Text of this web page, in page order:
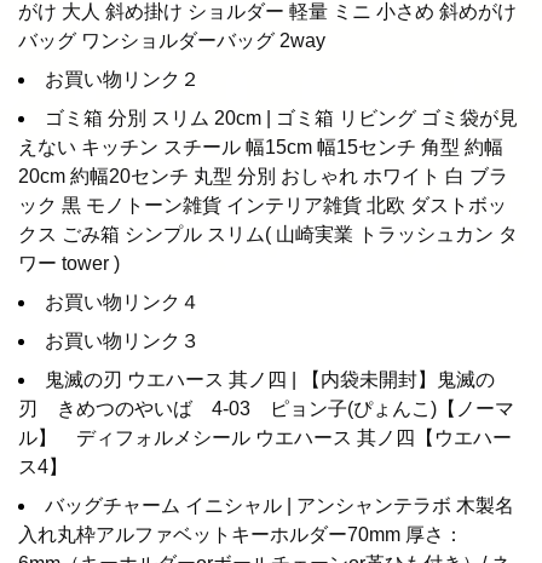
がけ 大人 斜め掛け ショルダー 軽量 ミニ 小さめ 斜めがけ
バッグ ワンショルダーバッグ 2way
お買い物リンク２
ゴミ箱 分別 スリム 20cm | ゴミ箱 リビング ゴミ袋が見
えない キッチン スチール 幅15cm 幅15センチ 角型 約幅
20cm 約幅20センチ 丸型 分別 おしゃれ ホワイト 白 ブラ
ック 黒 モノトーン雑貨 インテリア雑貨 北欧 ダストボッ
クス ごみ箱 シンプル スリム( 山崎実業 トラッシュカン タ
ワー tower )
お買い物リンク４
お買い物リンク３
鬼滅の刃 ウエハース 其ノ四 | 【内袋未開封】鬼滅の
刃 きめつのやいば 4-03 ピョン子(ぴょんこ)【ノーマ
ル】 ディフォルメシール ウエハース 其ノ四【ウエハー
ス4】
バッグチャーム イニシャル | アンシャンテラボ 木製名
入れ丸枠アルファベットキーホルダー70mm 厚さ：